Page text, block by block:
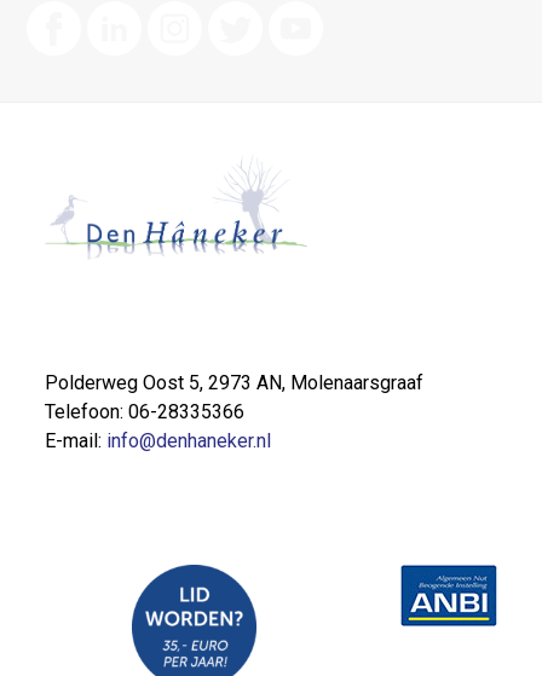
Polderweg Oost 5, 2973 AN, Molenaarsgraaf
Telefoon: 06-28335366
E-mail: info@denhaneker.nl